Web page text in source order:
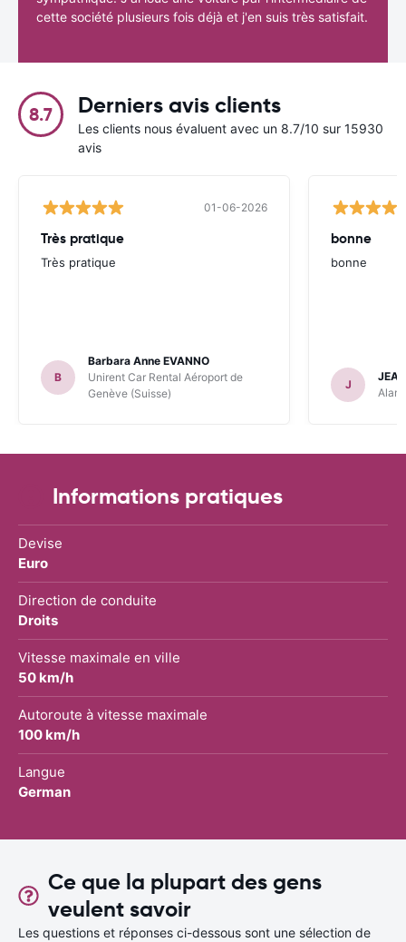
cette société plusieurs fois déjà et j'en suis très satisfait.
8.7 Derniers avis clients
Les clients nous évaluent avec un 8.7/10 sur 15930
avis
01-06-2026
Très pratique
Très pratique
B
Barbara Anne EVANNO
Unirent Car Rental Aéroport de
Genève (Suisse)
bonne
bonne
J
Informations pratiques
Devise
Euro
Direction de conduite
Droits
Vitesse maximale en ville
50 km/h
Autoroute à vitesse maximale
100 km/h
Langue
German
Ce que la plupart des gens
veulent savoir
Les questions et réponses ci-dessous sont une sélection de